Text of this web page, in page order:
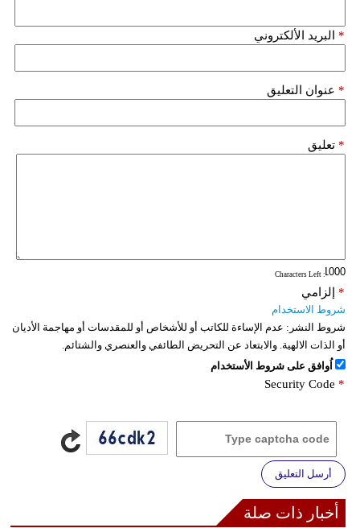
البريد الألكتروني *
عنوان التعليق *
تعليق *
: Characters Left
إلزامي *
شروط الاستخدام
شروط النشر: عدم الإساءة للكاتب أو للأشخاص أو للمقدسات أو مهاجمة الأديان
أو الذات الالهية. والابتعاد عن التحريض الطائفي والعنصري والشتائم.
اُوافق على شروط الأستخدام
Security Code *
أرسل التعليق
أخبار ذات صلة